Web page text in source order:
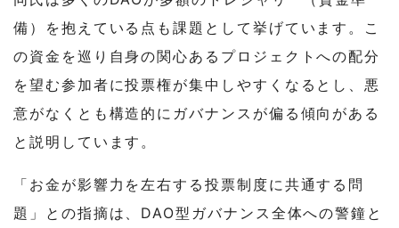
備）を抱えている点も課題として挙げています。こ
の資金を巡り自身の関心あるプロジェクトへの配分
を望む参加者に投票権が集中しやすくなるとし、悪
意がなくとも構造的にガバナンスが偏る傾向がある
と説明しています。
「お金が影響力を左右する投票制度に共通する問
題」との指摘は、DAO型ガバナンス全体への警鐘と